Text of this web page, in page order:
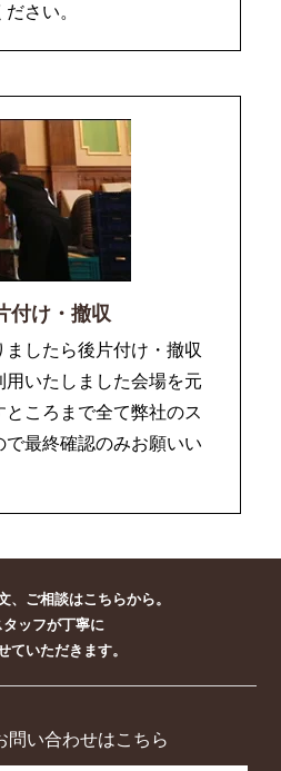
さい。
付け・撤収
したら後片付け・撤収
いたしました会場を元
ころまで全て弊社のス
で最終確認のみお願いい
、ご相談はこちらから。
ッフが丁寧に
ていただきます。
問い合わせはこちら